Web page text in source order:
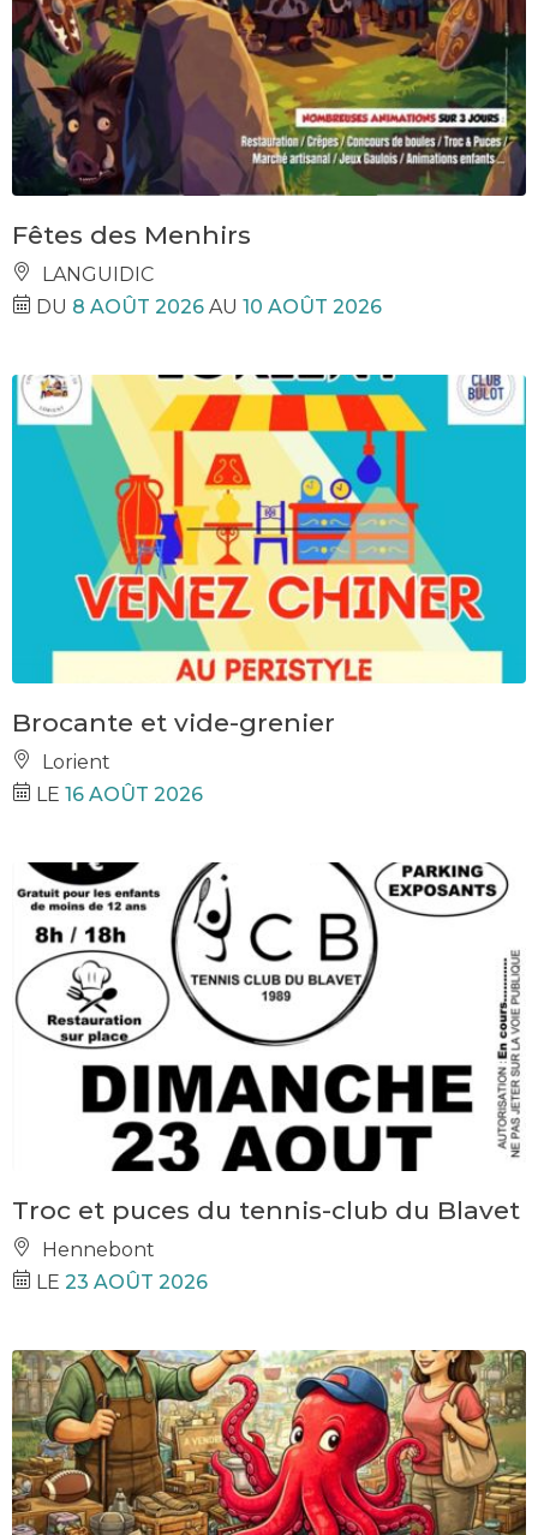
Fêtes des Menhirs
LANGUIDIC
DU 8 AOÛT 2026 AU 10 AOÛT 2026
Brocante et vide-grenier
Lorient
LE 16 AOÛT 2026
Troc et puces du tennis-club du Blavet
Hennebont
LE 23 AOÛT 2026